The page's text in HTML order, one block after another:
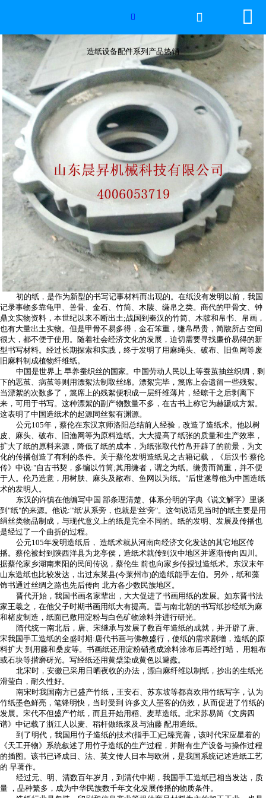
网站首页
2026年国际足联世界杯
产品中心
服务优势
新闻资讯
工程案例
厂容厂景
荣誉资质
联系我们

造纸设备配件系列产品热销
 
造纸设备配件系列产品热销
初的纸，是作为新型的书写记事材料而出现的。在纸没有发明以前，我国
记录事物多靠龟甲、兽骨、金石、竹简、木牍、缣帛之类。商代的甲骨文、钟
鼎文实物资料，本世纪以来不断出土;战国到秦汉的竹简、木牍和帛书、帛画，
也有大量出土实物。但是甲骨不易多得，金石笨重，缣帛昂贵，简牍所占空间
很大，都不便于使用。随着社会经济文化的发展，迫切需要寻找廉价易得的新
型书写材料。经过长期探索和实践，终于发明了用麻绳头、破布、旧鱼网等废
旧麻料制成植物纤维纸。
中国是世界上 早养蚕织丝的国家。中国劳动人民以上等蚕茧抽丝织绸，剩
下的恶茧、病茧等则用漂絮法制取丝绵。漂絮完毕，篾席上会遗留一些残絮。
当漂絮的次数多了，篾席上的残絮便积成一层纤维薄片，经晾干之后剥离下
来，可用于书写。这种漂絮的副产物数量不多，在古书上称它为赫蹏或方絮。
这表明了中国造纸术的起源同丝絮有渊源。
公元105年，蔡伦在东汉京师洛阳总结前人经验，改造了造纸术。他以树
皮、麻头、破布、旧渔网等为原料造纸。大大提高了纸张的质量和生产效率，
扩大了纸的原料来源，降低了纸的成本，为纸张取代竹帛开辟了的前景，为文
化的传播创造了有利的条件。关于蔡伦发明造纸见之古籍记载，《后汉书·蔡伦
传》中说:"自古书契，多编以竹筒;其用缣者，谓之为纸。缣贵而简重，并不便
于人。伦乃造意，用树肤、麻头及敝布、鱼网以为纸。"后世遂尊他为中国造纸
术的发明人。
东汉的许慎在他编写中国 部条理清楚、体系分明的字典《说文解字》里谈
到"纸"的来源。他说:"'纸'从系旁，也就是'丝'旁"。这句说话见当时的纸主要是用
绢丝类物品制成，与现代意义上的纸是完全不同的。纸的发明、发展及传播也
是经过了一个曲折的过程。
公元105年发明造纸后， 造纸术就从河南向经济文化发达的其它地区传
播。蔡伦被封到陕西洋县为龙亭侯，造纸术就传到汉中地区并逐渐传向四川。
据蔡伦家乡湖南耒阳的民间传说，蔡伦生 前也向家乡传授过造纸术。东汉末年
山东造纸也比较发达，出过东莱县(今莱州市)的造纸能手左伯。另外，纸和藻
饰书通过丝绸之路也先后传向 北方各少数民族地区。
晋代开始，我国书画名家辈出，大大促进了书画用纸的发展。如东晋书法
家王羲之，在他父子时期书画用纸大有提高。晋与南北朝的书写纸抄经纸为麻
和楮皮制造，纸面已敷用淀粉与白色矿物涂料并进行研光。
隋代统一南北后，唐、宋继承与发展了数百年造纸的成就，并开辟了唐、
宋我国手工造纸的全盛时期:唐代书画与佛教盛行，使纸的需求剧增，造纸的原
料扩大 到用藤和桑皮等。书画纸还用淀粉硝煮成涂料涂布后再经打蜡， 用粗布
或石块等揩磨砑光。写经纸还用黄檗染成黄色以避蠹。
北宋时，安徽已采用日晒夜收的办法，漂白麻纤维以制纸，抄出的生纸光
滑莹白，耐久性好。
南宋时我国南方已盛产竹纸，王安石、苏东坡等都喜欢用竹纸写字，认为
竹纸墨色鲜亮，笔锋明快，当时受到 许多文人墨客的仿效，从而促进了竹纸的
发展。宋代不但盛产竹纸，而且开始用稻、麦草造纸。北宋苏易简《文房四
谱》中记载了浙江人以麦、稻杆做纸浆及与油藤 配用造纸。
到了明代，我国用竹子造纸的技术(指手工)已臻完善，该时代宋应星着的
《天工开物》系统叙述了用竹子造纸的生产过程，并附有生产设备与操作过程
的插图。该书已译成日、法、英文传人日本与欧洲，是我国系统记述造纸工艺
的 早著作。
经过元、明、清数百年岁月，到清代中期，我国手工造纸已相当发达，质
量 ，品种繁多，成为中华民族数千年文化发展传播的物质条件。